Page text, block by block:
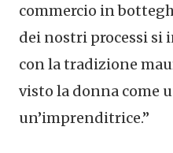
commercio in
dei nostri processi si
con la tradizione
visto la donna come
un’imprenditrice.”